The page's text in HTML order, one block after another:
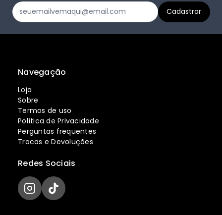
Navegação
Loja
Sobre
Termos de uso
Política de Privacidade
Perguntas frequentes
Trocas e Devoluções
Redes Sociais